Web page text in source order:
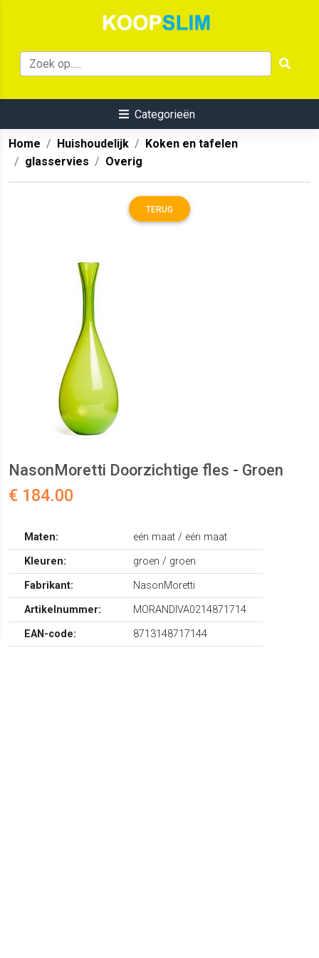
Categorieën
Home Huishoudelijk
Koken en tafelen
glasservies
Overig
TERUG
NasonMoretti Doorzichtige fles - Groen
€ 184.00
Maten:
eén maat / eén maat
Kleuren:
groen / groen
Fabrikant:
NasonMoretti
Artikelnummer:
MORANDIVA0214871714
EAN-code:
8713148717144